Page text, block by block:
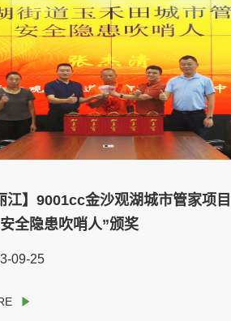
江】9001cc金沙观湖城市管家项目
全隐患吹哨人”颁奖
09-25